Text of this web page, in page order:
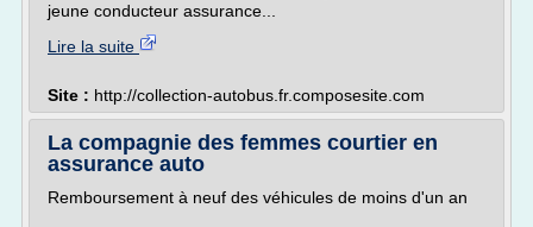
jeune conducteur assurance...
Lire la suite
Site : http://collection-autobus.fr.composesite.com
La compagnie des femmes courtier en
assurance auto
Remboursement à neuf des véhicules de moins d'un an